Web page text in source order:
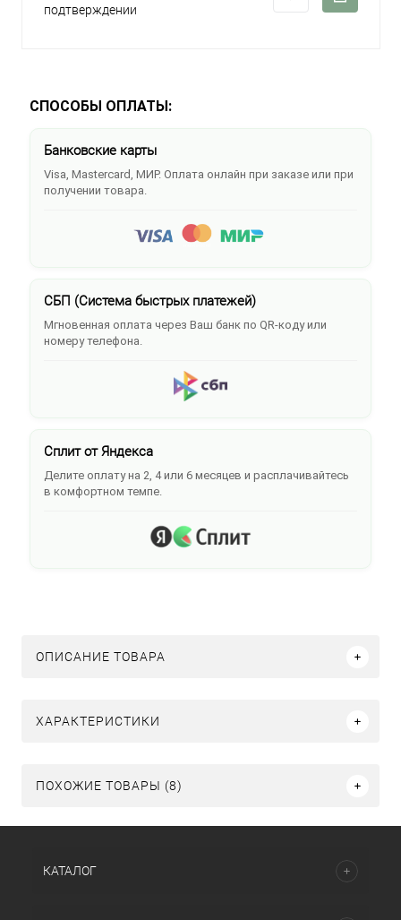
подтверждении
СПОСОБЫ ОПЛАТЫ:
Банковские карты
Visa, Mastercard, МИР. Оплата онлайн при заказе или при
получении товара.
СБП (Система быстрых платежей)
Мгновенная оплата через Ваш банк по QR-коду или
номеру телефона.
Сплит от Яндекса
Делите оплату на 2, 4 или 6 месяцев и расплачивайтесь
в комфортном темпе.
ОПИСАНИЕ ТОВАРА
ХАРАКТЕРИСТИКИ
ПОХОЖИЕ ТОВАРЫ (8)
КАТАЛОГ